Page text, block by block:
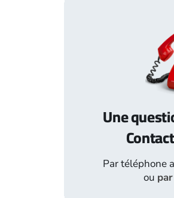
Une
Par téléphone
ou